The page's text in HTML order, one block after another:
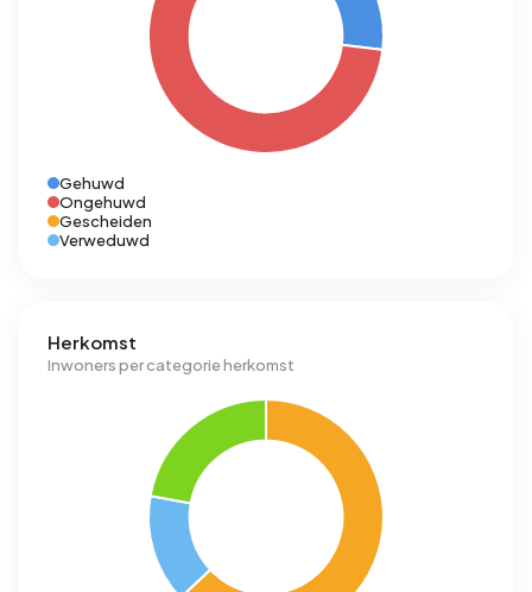
Gehuwd
Ongehuwd
Gescheiden
Verweduwd
Herkomst
Inwoners per categorie herkomst